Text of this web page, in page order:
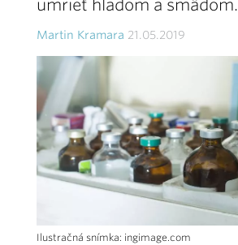
umrieť hladom a smädom.
Martin Kramara 21.05.2019
Ilustračná snímka: ingimage.com